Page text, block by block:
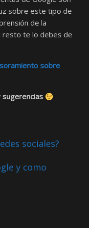
sobre este tipo de
de la
resto te lo debes de
sobre
sociales?
y como